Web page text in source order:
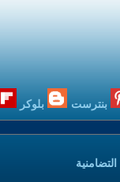
بنترست بلوكر